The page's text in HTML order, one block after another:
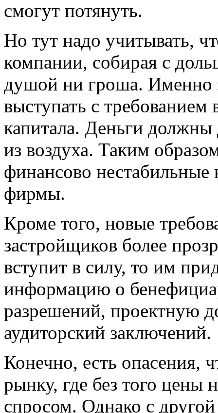
смогут потянуть.
Но тут надо учитывать,
компании, собирая с
душой ни гроша. Именно
выступать с
капитала. Деньги должны
из воздуха. Таким
финансово
фирмы.
Кроме того, новые
застройщиков более
вступит в силу, то им
информацию о
разрешений, проектную
аудиторский заключений.
Конечно, есть опасения,
рынку, где без того цены
спросом. Однако с